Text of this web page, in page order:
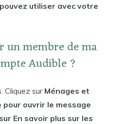
utiliser avec votre
un membre de ma
Audible ?
Cliquez sur Ménages et
ouvrir le message
En savoir plus sur les